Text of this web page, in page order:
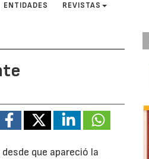
ENTIDADES REVISTAS
que apareció la